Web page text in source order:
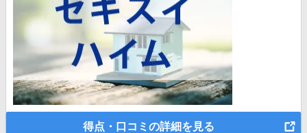
得点・口コミの詳細を見る